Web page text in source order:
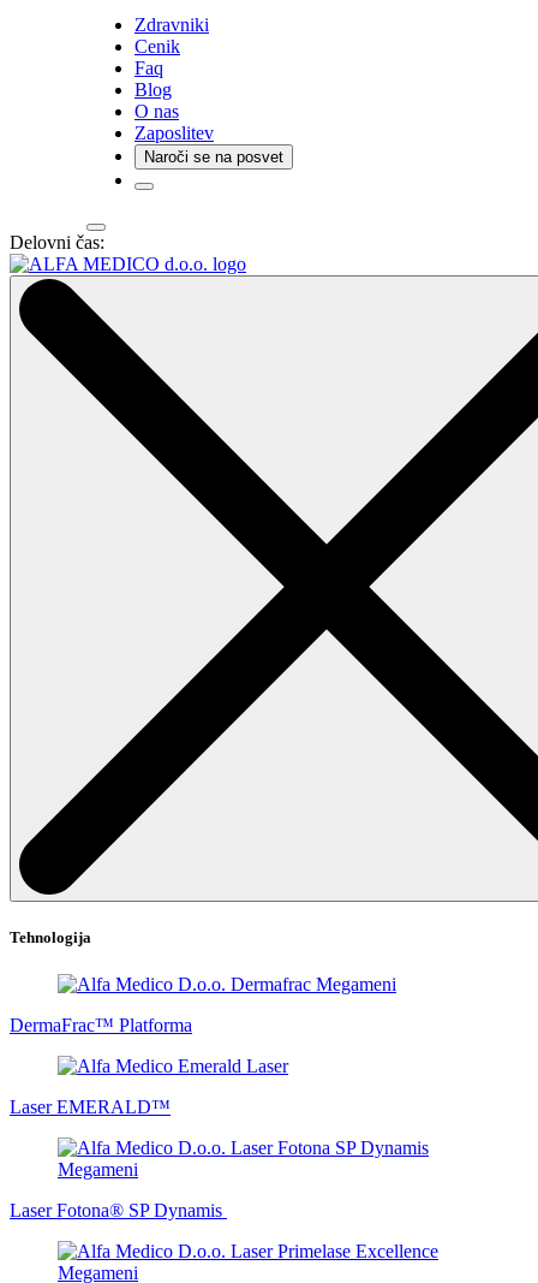
Zdravniki
Cenik
Faq
Blog
O nas
Zaposlitev
Naroči se na posvet
Delovni čas:
Tehnologija
DermaFrac™ Platforma
Laser EMERALD™
Laser Fotona® SP Dynamis